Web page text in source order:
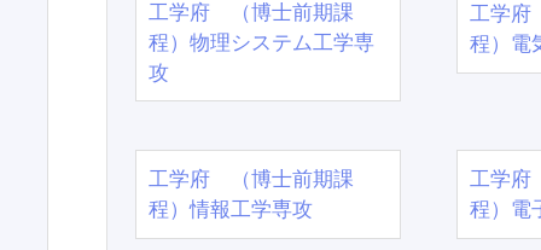
工学府 （博士前期課
程）物理システム工学専
攻
工学
程）電
工学府 （博士前期課
程）情報工学専攻
工学
程）電